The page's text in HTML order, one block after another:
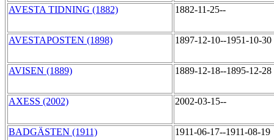
AVESTA TIDNING (1882) 1882-11-25--
AVESTAPOSTEN (1898) 1897-12-10--1951-10-30
AVISEN (1889) 1889-12-18--1895-12-28
AXESS (2002) 2002-03-15--
BADGÄSTEN (1911) 1911-06-17--1911-08-19